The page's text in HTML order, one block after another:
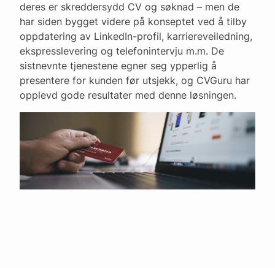
deres er skreddersydd CV og søknad – men de
har siden bygget videre på konseptet ved å tilby
oppdatering av LinkedIn-profil, karriereveiledning,
ekspresslevering og telefonintervju m.m. De
sistnevnte tjenestene egner seg ypperlig å
presentere for kunden før utsjekk, og CVGuru har
opplevd gode resultater med denne løsningen.